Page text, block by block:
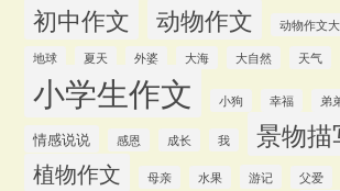
初中作文 动物作文 动物作文
地球
夏天 外婆 大海 大自然 天气
小学生作文 小狗 幸福 弟
情感说说 感恩 成长 我 景物描
植物作文 母亲 水果 游记 父爱